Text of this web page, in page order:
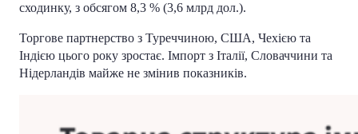
сходинку, з обсягом 8,3 % (3,6 млрд дол.).
Торгове партнерство з Туреччиною, США, Чехією та
Індією цього року зростає. Імпорт з Італії, Словаччини та
Нідерландів майже не змінив показників.